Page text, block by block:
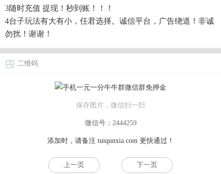
3随时充值 提现！秒到账！！！
4台子玩法有大有小，任君选择。诚信平台，广告绕道！非诚
勿扰！谢谢！
二维码
保存图片，微信扫一扫
微信号：2444259
添加时，请备注 tuiqunxia.com更快通过！
上一页 下一页